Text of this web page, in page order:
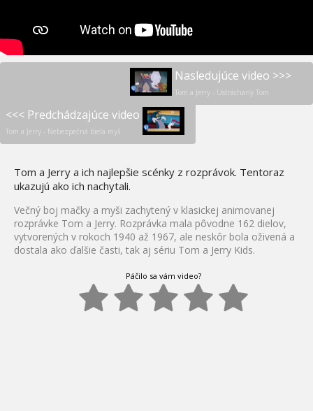
Nasledujúce video >>>
Tom a Jerry - Ustráchaný Tom
<<< Predchádzajúce video
Tom a Jerry - Nebezpečná biela myš
Tom a Jerry a ich najlepšie scénky z rozprávok. Tentoraz
ukazujú ako ich nachytali.
Večný boj mačky a myši zachytený v klasickej animovanej
rozprávke Tom a Jerry. Rozprávka mala pôvodne 162 dielov,
vytvorených v rokoch 1940 až 1967, ale neskôr bola oživená a
dostala ako ďalšie časti, tak aj sériu Tom a Jerry Kids.
Páčilo sa vám video?